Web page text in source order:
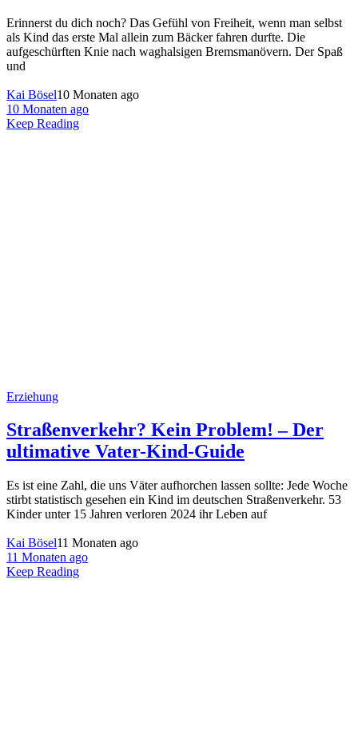
Erinnerst du dich noch? Das Gefühl von Freiheit, wenn man selbst
als Kind das erste Mal allein zum Bäcker fahren durfte. Die
aufgeschürften Knie nach waghalsigen Bremsmanövern. Der Spaß
und
Kai Bösel10 Monaten ago
10 Monaten ago
Keep Reading
Erziehung
Straßenverkehr? Kein Problem! – Der
ultimative Vater-Kind-Guide
Es ist eine Zahl, die uns Väter aufhorchen lassen sollte: Jede Woche
stirbt statistisch gesehen ein Kind im deutschen Straßenverkehr. 53
Kinder unter 15 Jahren verloren 2024 ihr Leben auf
Kai Bösel11 Monaten ago
11 Monaten ago
Keep Reading